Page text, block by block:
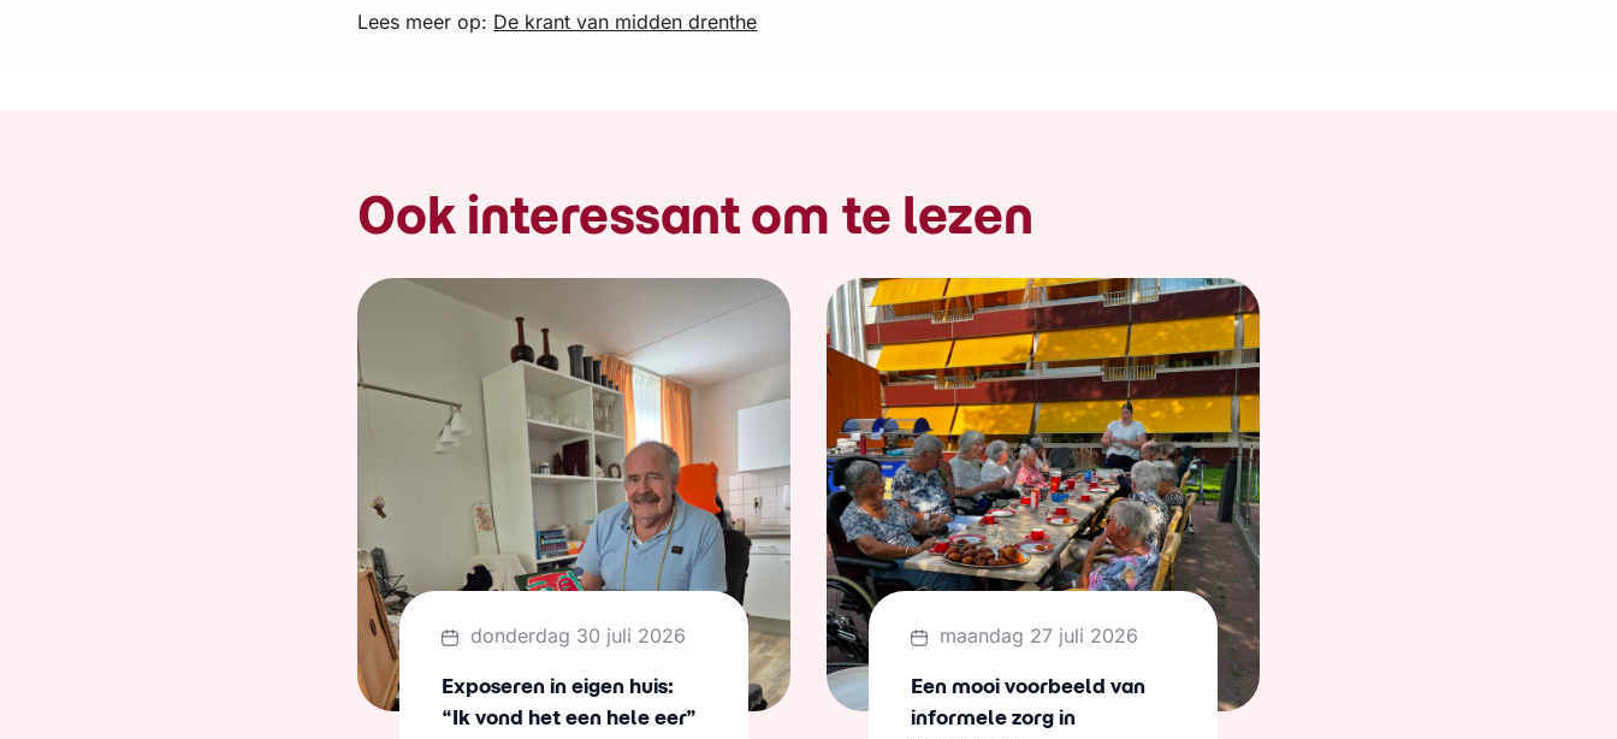
Lees meer op: De krant van midden drenthe
Ook interessant om te lezen
donderdag 30 juli 2026
Exposeren in eigen huis:
“Ik vond het een hele eer”
maandag 27 juli 2026
Een mooi voorbeeld van
informele zorg in